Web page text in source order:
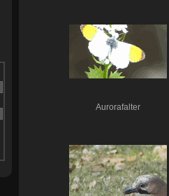
Aurorafalter